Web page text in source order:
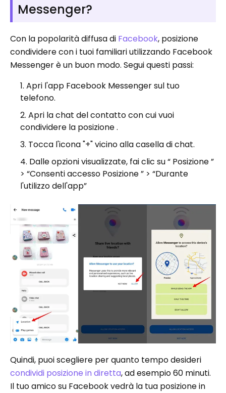
Messenger?
Con la popolarità diffusa di Facebook, posizione
condividere con i tuoi familiari utilizzando Facebook
Messenger è un buon modo. Segui questi passi:
Apri l'app Facebook Messenger sul tuo
telefono.
Apri la chat del contatto con cui vuoi
condividere la posizione .
Tocca l'icona "+" vicino alla casella di chat.
Dalle opzioni visualizzate, fai clic su “ Posizione ”
> “Consenti accesso Posizione ” > “Durante
l'utilizzo dell'app”
Quindi, puoi scegliere per quanto tempo desideri
condividi posizione in diretta, ad esempio 60 minuti.
Il tuo amico su Facebook vedrà la tua posizione in